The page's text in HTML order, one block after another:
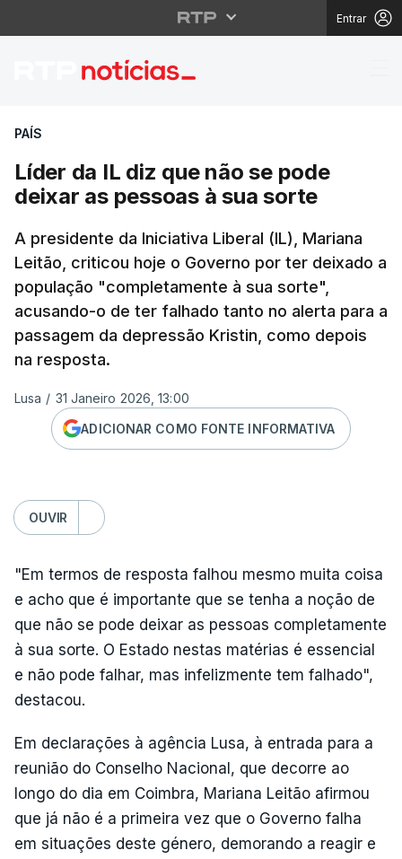
Entrar
Líder da IL diz que
PAÍS
Líder da IL diz que não se pode
deixar as pessoas à sua sorte
A presidente da Iniciativa Liberal (IL), Mariana
Leitão, criticou hoje o Governo por ter deixado a
população "completamente à sua sorte",
acusando-o de ter falhado tanto no alerta para a
passagem da depressão Kristin, como depois
na resposta.
Lusa / 31 Janeiro 2026, 13:00
ADICIONAR COMO FONTE INFORMATIVA
OUVIR
"Em termos de resposta falhou mesmo muita coisa
e acho que é importante que se tenha a noção de
que não se pode deixar as pessoas completamente
à sua sorte. O Estado nestas matérias é essencial
e não pode falhar, mas infelizmente tem falhado",
destacou.
Em declarações à agência Lusa, à entrada para a
reunião do Conselho Nacional, que decorre ao
longo do dia em Coimbra, Mariana Leitão afirmou
que já não é a primeira vez que o Governo falha
em situações deste género, demorando a reagir e